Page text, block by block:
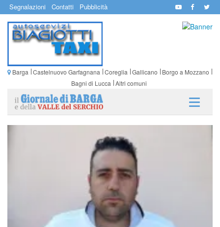
Segnalazioni Contatti Pubblicità
Barga Castelnuovo Garfagnana Coreglia Gallicano
Borgo a Mozzano
Bagni di Lucca Altri comuni